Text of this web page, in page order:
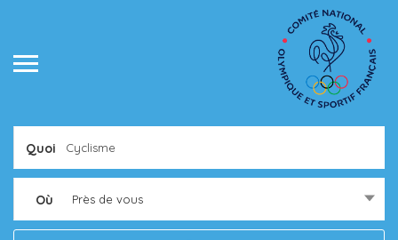
Quoi
Où Près de vous